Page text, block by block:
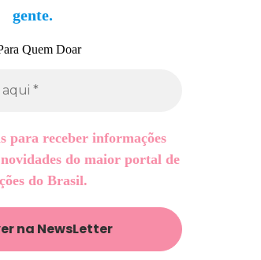
gente.
para receber informações
novidades do maior portal de
do Brasil.